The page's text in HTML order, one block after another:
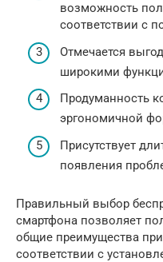
возможность
соответствии с
Отмечается
широкими
Продуманность
эргономичной
Присутствует
появления
Правильный выбор
смартфона позволяет
общие преимущества
соответствии с